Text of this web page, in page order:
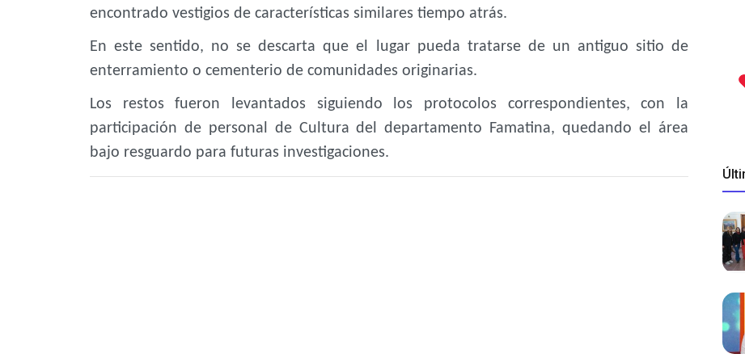
encontrado vestigios de características similares tiempo atrás.
En este sentido, no se descarta que el lugar pueda tratarse de un antiguo sitio de
enterramiento o cementerio de comunidades originarias.
Los restos fueron levantados siguiendo los protocolos correspondientes, con la
participación de personal de Cultura del departamento Famatina, quedando el área
bajo resguardo para futuras investigaciones.